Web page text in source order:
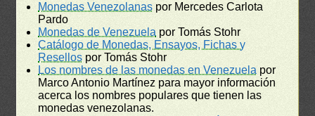
Monedas Venezolanas por Mercedes Carlota
Pardo
Monedas de Venezuela por Tomás Stohr
Catálogo de Monedas, Ensayos, Fichas y
Resellos por Tomás Stohr
Los nombres de las monedas en Venezuela por
Marco Antonio Martínez para mayor información
acerca los nombres populares que tienen las
monedas venezolanas.